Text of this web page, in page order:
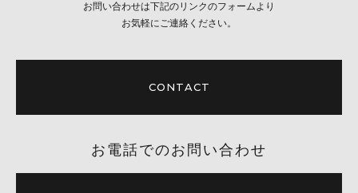
お問い合わせは下記のリンクのフォームより
お気軽にご連絡ください。
CONTACT
お電話でのお問い合わせ